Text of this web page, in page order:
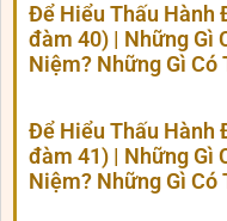
Để Hiểu Thấu Hành
đàm 40) | Những Gì
Niệm? Những Gì
Để Hiểu Thấu Hành
đàm 41) | Những Gì
Niệm? Những Gì